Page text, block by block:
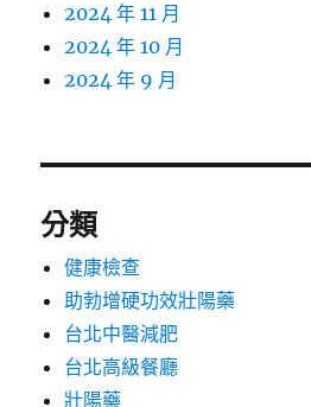
2024 年 11 月
2024 年 10 月
2024 年 9 月
分類
健康檢查
助勃增硬功效壯陽藥
台北中醫減肥
台北高級餐廳
壯陽藥